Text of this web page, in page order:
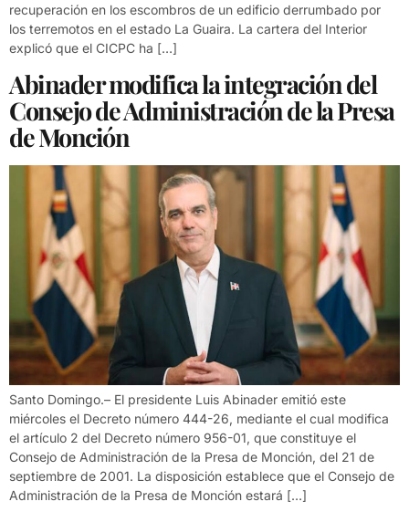
recuperación en los escombros de un edificio derrumbado por
los terremotos en el estado La Guaira. La cartera del Interior
explicó que el CICPC ha […]
Abinader modifica la integración del
Consejo de Administración de la Presa
de Monción
Santo Domingo.– El presidente Luis Abinader emitió este
miércoles el Decreto número 444-26, mediante el cual modifica
el artículo 2 del Decreto número 956-01, que constituye el
Consejo de Administración de la Presa de Monción, del 21 de
septiembre de 2001. La disposición establece que el Consejo de
Administración de la Presa de Monción estará […]